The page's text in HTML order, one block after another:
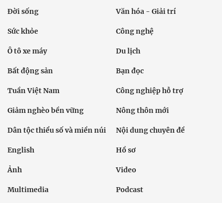
Đời sống Văn hóa - Giải trí
Sức khỏe Công nghệ
Ô tô xe máy Du lịch
Bất động sản Bạn đọc
Tuần Việt Nam Công nghiệp hỗ trợ
Giảm nghèo bền vững Nông thôn mới
Dân tộc thiểu số và miền núi Nội dung chuyên đề
English Hồ sơ
Ảnh Video
Multimedia Podcast